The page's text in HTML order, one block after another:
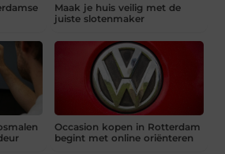
Maak je huis veilig met de
juiste slotenmaker
Occasion kopen in Rotterdam
begint met online oriënteren